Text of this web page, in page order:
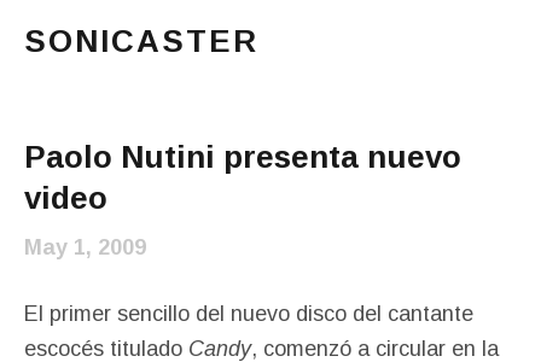
SONICASTER
Paolo Nutini presenta nuevo
video
May 1, 2009
El primer sencillo del nuevo disco del cantante
escocés titulado Candy, comenzó a circular en la